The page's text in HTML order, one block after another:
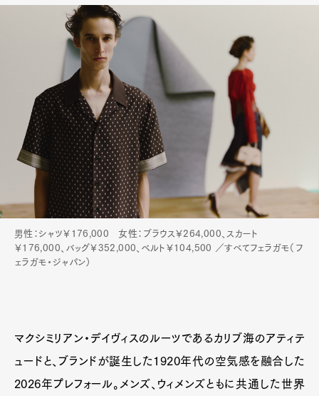
男性：シャツ￥176,000 女性：ブラウス￥264,000、スカート
￥176,000、バッグ￥352,000、ベルト￥104,500 ／すべてフェラガモ（フ
ェラガモ・ジャパン）
マクシミリアン・デイヴィスのルーツであるカリブ海のアティテ
ュードと、ブランドが誕生した1920年代の空気感を融合した
2026年プレフォール。メンズ、ウィメンズともに共通した世界